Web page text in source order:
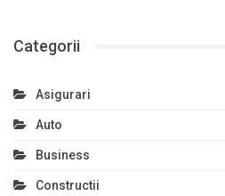
Categorii
Asigurari
Auto
Business
Constructii